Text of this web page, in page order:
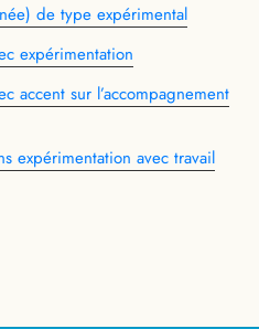
de type expérimental
expérimentation
accent sur l’accompagnement
expérimentation avec travail